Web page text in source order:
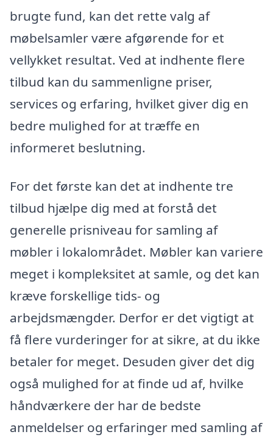
brugte fund, kan det rette valg af
møbelsamler være afgørende for et
vellykket resultat. Ved at indhente flere
tilbud kan du sammenligne priser,
services og erfaring, hvilket giver dig en
bedre mulighed for at træffe en
informeret beslutning.
For det første kan det at indhente tre
tilbud hjælpe dig med at forstå det
generelle prisniveau for samling af
møbler i lokalområdet. Møbler kan variere
meget i kompleksitet at samle, og det kan
kræve forskellige tids- og
arbejdsmængder. Derfor er det vigtigt at
få flere vurderinger for at sikre, at du ikke
betaler for meget. Desuden giver det dig
også mulighed for at finde ud af, hvilke
håndværkere der har de bedste
anmeldelser og erfaringer med samling af